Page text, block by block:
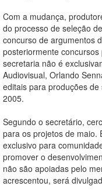
Com a mudança,
do processo de seleção
concurso de argumentos
posteriormente
secretaria não é
Audiovisual, Orlando
editais para produções
2005.
Segundo o secretário,
para os projetos de maio.
exclusivo para
promover o
não são apoiadas pelo
acrescentou, será